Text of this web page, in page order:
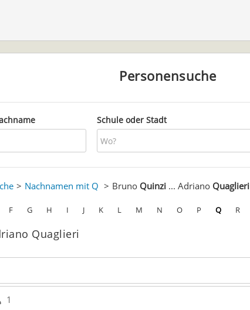
Personensuche
Schule oder Stadt
Nachnamen mit Q Bruno Quinzi... Adriano Quaglieri
F G H I J K L M N O P Q R
Quaglieri
1